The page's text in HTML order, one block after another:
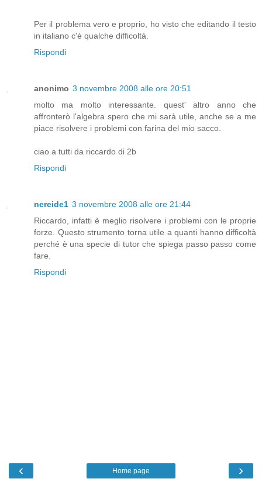
Per il problema vero e proprio, ho visto che editando il testo
in italiano c'è qualche difficoltà.
Rispondi
anonimo 3 novembre 2008 alle ore 20:51
molto ma molto interessante. quest' altro anno che
affronterò l'algebra spero che mi sarà utile, anche se a me
piace risolvere i problemi con farina del mio sacco.
ciao a tutti da riccardo di 2b
Rispondi
nereide1 3 novembre 2008 alle ore 21:44
Riccardo, infatti è meglio risolvere i problemi con le proprie
forze. Questo strumento torna utile a quanti hanno difficoltà
perché è una specie di tutor che spiega passo passo come
fare.
Rispondi
‹ ›
Home page